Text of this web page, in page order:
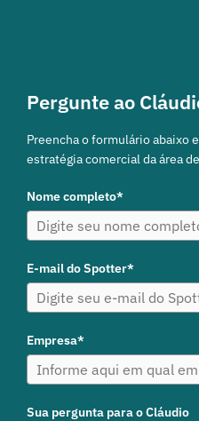
Pergunte ao
Preencha o formulário abaixo
estratégia comercial da área
Nome completo*
E-mail do Spotter*
Empresa*
Sua pergunta para o Cláudio